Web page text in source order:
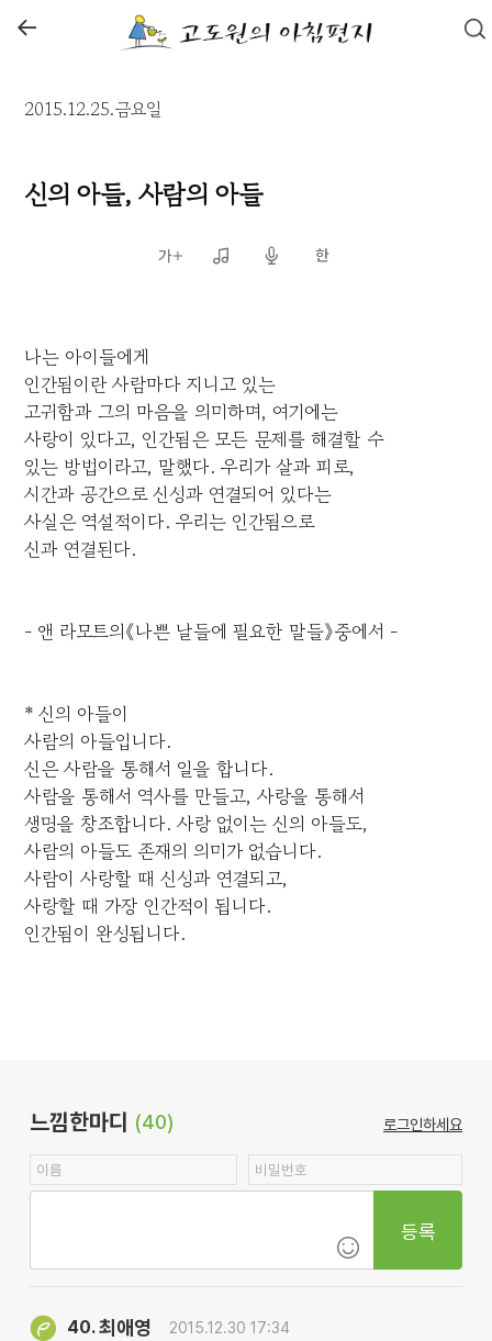
←
2015.12.25.금요일
신의 아들, 사람의 아들
나는 아이들에게
인간됨이란 사람마다 지니고 있는
고귀함과 그의 마음을 의미하며, 여기에는
사랑이 있다고, 인간됨은 모든 문제를 해결할 수
있는 방법이라고, 말했다. 우리가 살과 피로,
시간과 공간으로 신성과 연결되어 있다는
사실은 역설적이다. 우리는 인간됨으로
신과 연결된다.
- 앤 라모트의《나쁜 날들에 필요한 말들》중에서 -
* 신의 아들이
사람의 아들입니다.
신은 사람을 통해서 일을 합니다.
사람을 통해서 역사를 만들고, 사랑을 통해서
생명을 창조합니다. 사랑 없이는 신의 아들도,
사람의 아들도 존재의 의미가 없습니다.
사람이 사랑할 때 신성과 연결되고,
사랑할 때 가장 인간적이 됩니다.
인간됨이 완성됩니다.
느낌한마디 (40) 로그인하세요
등록
40.최애영 2015.12.30 17:34